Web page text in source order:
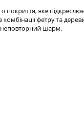
яке
комбінації фетру та
неповторний шарм.